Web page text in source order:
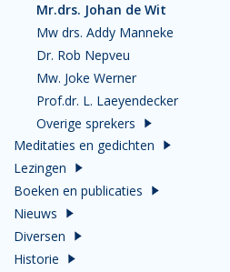
Mr.drs. Johan de Wit
Mw drs. Addy Manneke
Dr. Rob Nepveu
Mw. Joke Werner
Prof.dr. L. Laeyendecker
Overige sprekers
Meditaties en gedichten
Lezingen
Boeken en publicaties
Nieuws
Diversen
Historie